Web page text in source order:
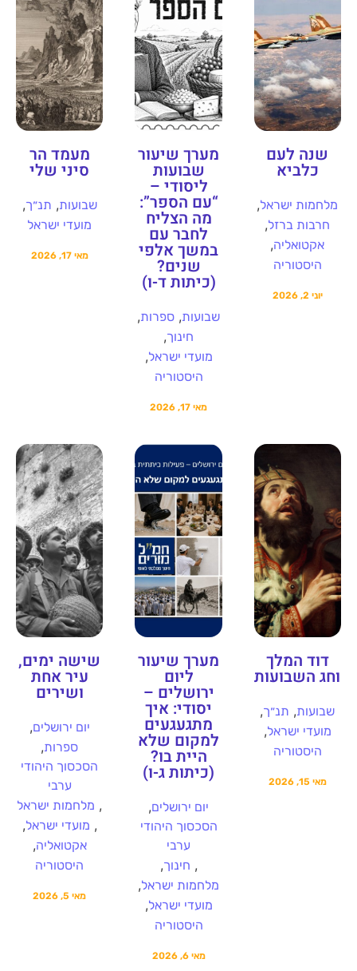
שנה לעם
כלביא
מלחמות ישראל,
חרבות ברזל,
אקטואליה,
היסטוריה
יוני 2, 2026
מערך שיעור
שבועות
ליסודי –
“עם הספר”:
מה הצליח
לחבר עם
במשך אלפי
שנים?
(כיתות ד-ו)
שבועות, ספרות,
חינוך,
מועדי ישראל,
היסטוריה
מאי 17, 2026
מעמד הר
סיני שלי
שבועות, תנ״ך,
מועדי ישראל
מאי 17, 2026
דוד המלך
וחג השבועות
שבועות, תנ״ך,
מועדי ישראל,
היסטוריה
מאי 15, 2026
מערך שיעור
ליום
ירושלים –
יסודי: איך
מתגעגעים
למקום שלא
היית בו?
(כיתות ג-ו)
יום ירושלים,
הסכסוך היהודי
ערבי
, חינוך,
מלחמות ישראל,
מועדי ישראל,
היסטוריה
מאי 6, 2026
שישה ימים,
עיר אחת
ושירים
יום ירושלים,
ספרות,
הסכסוך היהודי
ערבי
, מלחמות ישראל
, מועדי ישראל,
אקטואליה,
היסטוריה
מאי 5, 2026